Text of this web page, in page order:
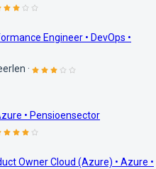
Engineer • DevOps •
·
• Pensioensector
Owner Cloud (Azure) • Azure •